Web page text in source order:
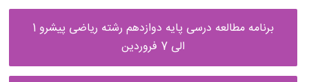
برنامه مطالعه درسی پایه دوازدهم رشته ریاضی پیشرو 1
الی 7 فروردین